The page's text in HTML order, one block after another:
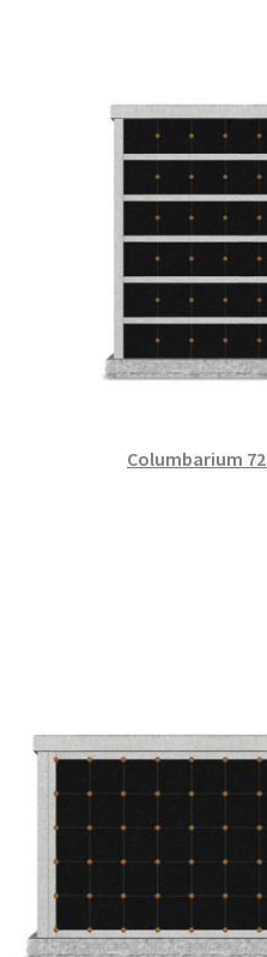
Columbarium